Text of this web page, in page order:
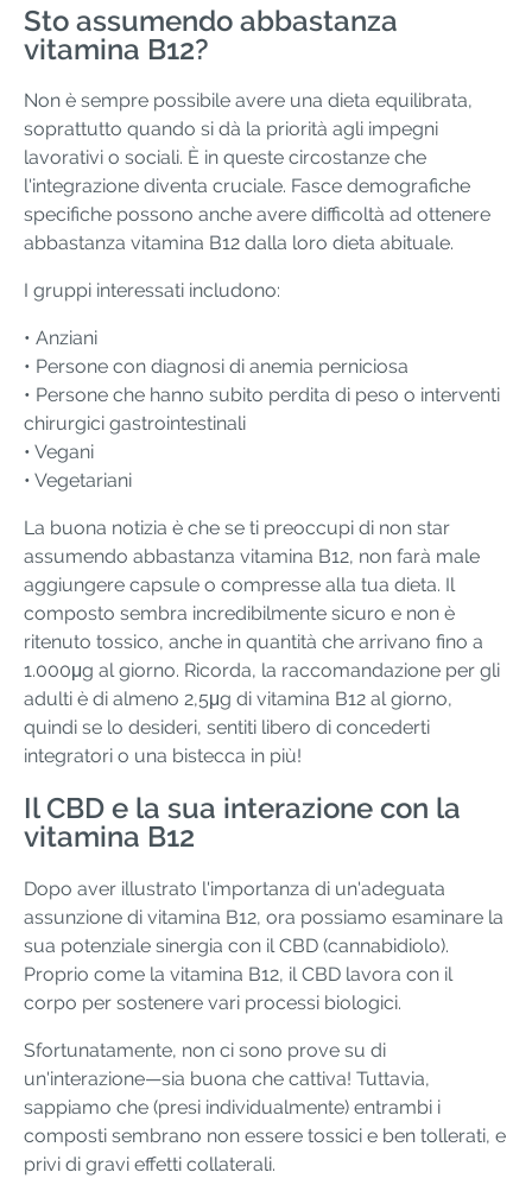
Sto assumendo abbastanza
vitamina B12?
Non è sempre possibile avere una dieta equilibrata,
soprattutto quando si dà la priorità agli impegni
lavorativi o sociali. È in queste circostanze che
l'integrazione diventa cruciale. Fasce demografiche
specifiche possono anche avere difficoltà ad ottenere
abbastanza vitamina B12 dalla loro dieta abituale.
I gruppi interessati includono:
• Anziani
• Persone con diagnosi di anemia perniciosa
• Persone che hanno subito perdita di peso o interventi
chirurgici gastrointestinali
• Vegani
• Vegetariani
La buona notizia è che se ti preoccupi di non star
assumendo abbastanza vitamina B12, non farà male
aggiungere capsule o compresse alla tua dieta. Il
composto sembra incredibilmente sicuro e non è
ritenuto tossico, anche in quantità che arrivano fino a
1.000μg al giorno. Ricorda, la raccomandazione per gli
adulti è di almeno 2,5μg di vitamina B12 al giorno,
quindi se lo desideri, sentiti libero di concederti
integratori o una bistecca in più!
Il CBD e la sua interazione con la
vitamina B12
Dopo aver illustrato l'importanza di un'adeguata
assunzione di vitamina B12, ora possiamo esaminare la
sua potenziale sinergia con il CBD (cannabidiolo).
Proprio come la vitamina B12, il CBD lavora con il
corpo per sostenere vari processi biologici.
Sfortunatamente, non ci sono prove su di
un'interazione—sia buona che cattiva! Tuttavia,
sappiamo che (presi individualmente) entrambi i
composti sembrano non essere tossici e ben tollerati, e
privi di gravi effetti collaterali.